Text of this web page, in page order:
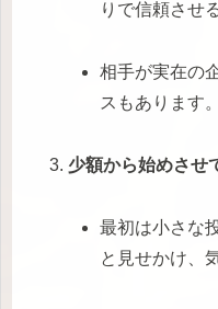
りで信頼させ
相手が実在の
スもあります。
少額から始めさせ
最初は小さな
と見せかけ、